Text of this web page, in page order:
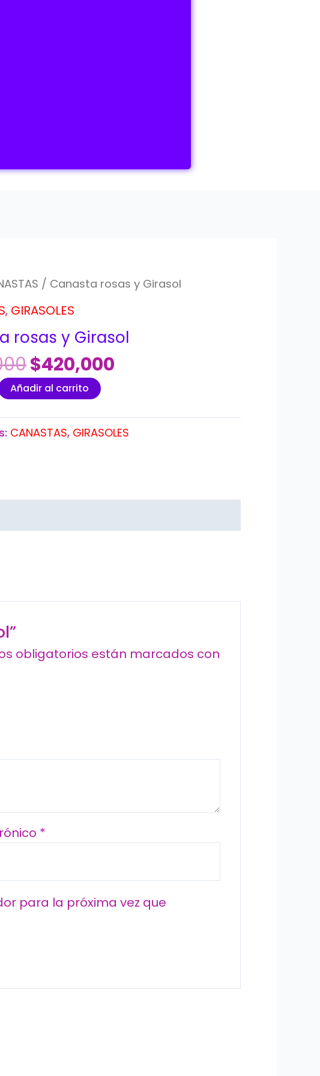
/ Canasta rosas y Girasol
, GIRASOLES
rosas y Girasol
$420,000
Añadir al carrito
CANASTAS, GIRASOLES
obligatorios están marcados con
*
para la próxima vez que